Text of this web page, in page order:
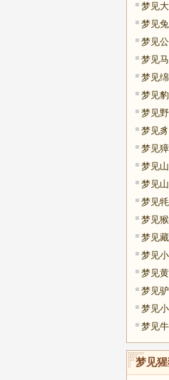
梦见
梦见
梦见
梦见
梦见
梦见
梦见
梦见豸
梦见獐
梦见
梦见
梦见
梦见
梦见
梦见
梦见
梦见驴
梦见
梦见
梦见